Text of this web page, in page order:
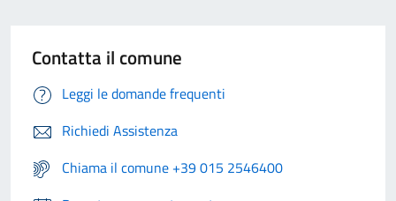
Contatta il comune
Leggi le domande frequenti
Richiedi Assistenza
Chiama il comune +39 015 2546400